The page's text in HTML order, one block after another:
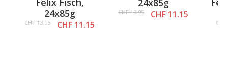
24x85g
CHF 13.95 CHF 11.15
CHF 13.95 CHF 11.15
CHF